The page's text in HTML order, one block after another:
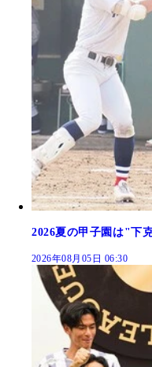
2026夏の甲子園は"下
2026年08月05日 06:30